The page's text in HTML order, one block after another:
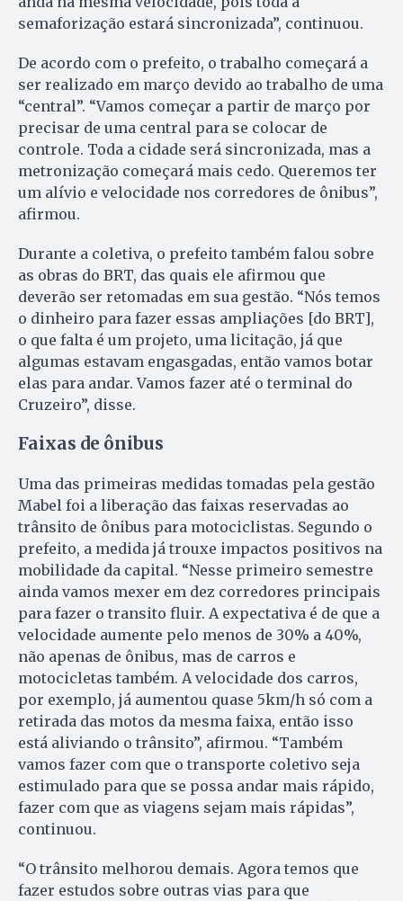
semaforização estará sincronizada”, continuou.
De acordo com o prefeito, o trabalho começará a
ser realizado em março devido ao trabalho de uma
“central”. “Vamos começar a partir de março por
precisar de uma central para se colocar de
controle. Toda a cidade será sincronizada, mas a
metronização começará mais cedo. Queremos ter
um alívio e velocidade nos corredores de ônibus”,
afirmou.
Durante a coletiva, o prefeito também falou sobre
as obras do BRT, das quais ele afirmou que
deverão ser retomadas em sua gestão. “Nós temos
o dinheiro para fazer essas ampliações [do BRT],
o que falta é um projeto, uma licitação, já que
algumas estavam engasgadas, então vamos botar
elas para andar. Vamos fazer até o terminal do
Cruzeiro”, disse.
Faixas de ônibus
Uma das primeiras medidas tomadas pela gestão
Mabel foi a liberação das faixas reservadas ao
trânsito de ônibus para motociclistas. Segundo o
prefeito, a medida já trouxe impactos positivos na
mobilidade da capital. “Nesse primeiro semestre
ainda vamos mexer em dez corredores principais
para fazer o transito fluir. A expectativa é de que a
velocidade aumente pelo menos de 30% a 40%,
não apenas de ônibus, mas de carros e
motocicletas também. A velocidade dos carros,
por exemplo, já aumentou quase 5km/h só com a
retirada das motos da mesma faixa, então isso
está aliviando o trânsito”, afirmou. “Também
vamos fazer com que o transporte coletivo seja
estimulado para que se possa andar mais rápido,
fazer com que as viagens sejam mais rápidas”,
continuou.
“O trânsito melhorou demais. Agora temos que
fazer estudos sobre outras vias para que